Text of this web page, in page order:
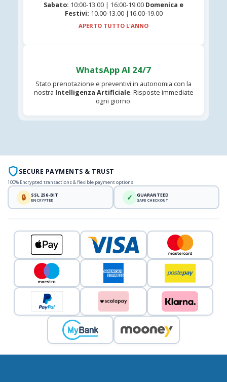
Sabato: 10:00-13:00 | 16:00-19:00 Domenica e
Festivi: 10.00-13.00 |16.00-19.00
APERTO TUTTO L'ANNO
WhatsApp AI 24/7
Stato prenotazione e preventivi in autonomia con la
nostra Intelligenza Artificiale. Risposte immediate
ogni giorno.
SECURE PAYMENTS & TRUST
100% Encrypted transactions & flexible payment options
🔒 SSL 256-BIT
ENCRYPTED ✓ GUARANTEED
SAFE CHECKOUT